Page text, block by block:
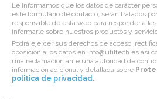
Le informamos que los datos de carácter
este formulario de contacto, serán tratados
responsable de esta web para responder a
informarle sobre nuestros productos y
Podrá ejercer sus derechos de acceso,
oposición a los datos en info@utiltech.es así
una reclamación ante una autoridad de
información adicional y detallada sobre
politica de privacidad.